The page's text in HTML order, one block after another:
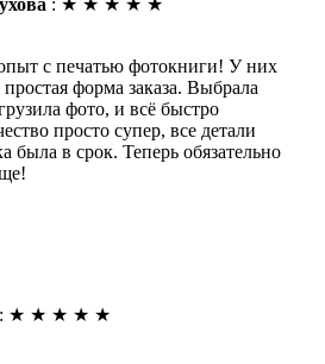
с печатью фотокниги! У них
форма заказа. Выбрала
фото, и всё быстро
просто супер, все детали
была в срок. Теперь обязательно
: ★ ★ ★ ★ ★